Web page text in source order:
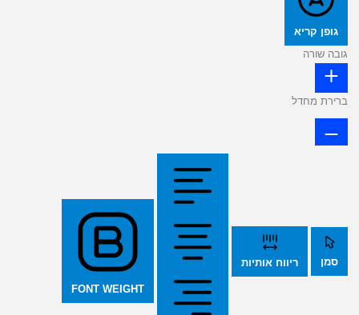
גופן קריא
גובה שורה
ברירת מחדל
סמן ריווח אותיות
FONT WEIGHT